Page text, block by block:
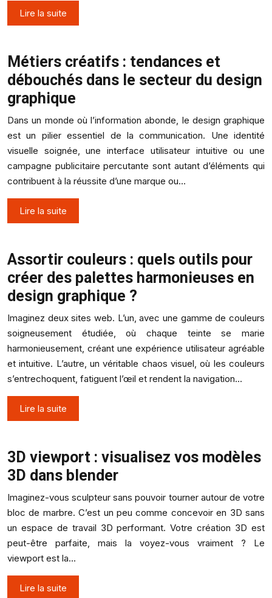
Lire la suite
Métiers créatifs : tendances et
débouchés dans le secteur du design
graphique
Dans un monde où l’information abonde, le design graphique
est un pilier essentiel de la communication. Une identité
visuelle soignée, une interface utilisateur intuitive ou une
campagne publicitaire percutante sont autant d’éléments qui
contribuent à la réussite d’une marque ou…
Lire la suite
Assortir couleurs : quels outils pour
créer des palettes harmonieuses en
design graphique ?
Imaginez deux sites web. L’un, avec une gamme de couleurs
soigneusement étudiée, où chaque teinte se marie
harmonieusement, créant une expérience utilisateur agréable
et intuitive. L’autre, un véritable chaos visuel, où les couleurs
s’entrechoquent, fatiguent l’œil et rendent la navigation…
Lire la suite
3D viewport : visualisez vos modèles
3D dans blender
Imaginez-vous sculpteur sans pouvoir tourner autour de votre
bloc de marbre. C’est un peu comme concevoir en 3D sans
un espace de travail 3D performant. Votre création 3D est
peut-être parfaite, mais la voyez-vous vraiment ? Le
viewport est la…
Lire la suite